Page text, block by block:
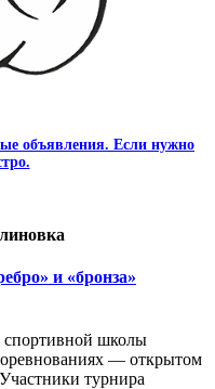
объявления. Если нужно
и «бронза»
спортивной школы
— открытом
турнира